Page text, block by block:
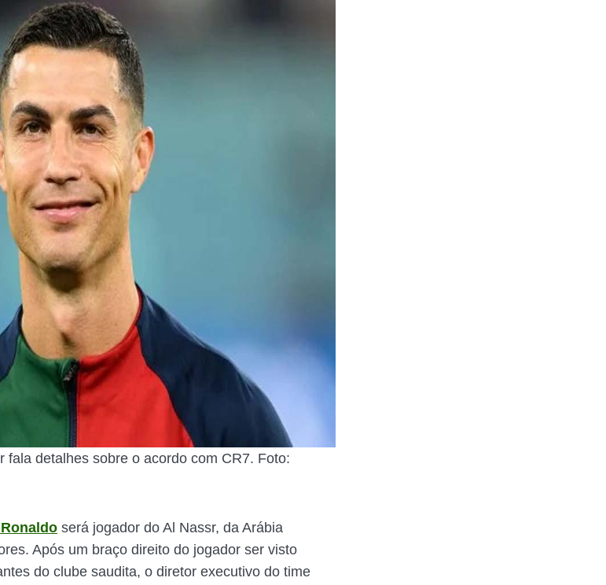
fala detalhes sobre o acordo com CR7. Foto:
será jogador do Al Nassr, da Arábia
Após um braço direito do jogador ser visto
do clube saudita, o diretor executivo do time